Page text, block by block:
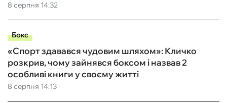
8 серпня 14:32
Бокс
8 серпня 14:13
«Спорт здавався чудовим шляхом»: Кличко
розкрив, чому зайнявся боксом і назвав 2
особливі книги у своєму житті